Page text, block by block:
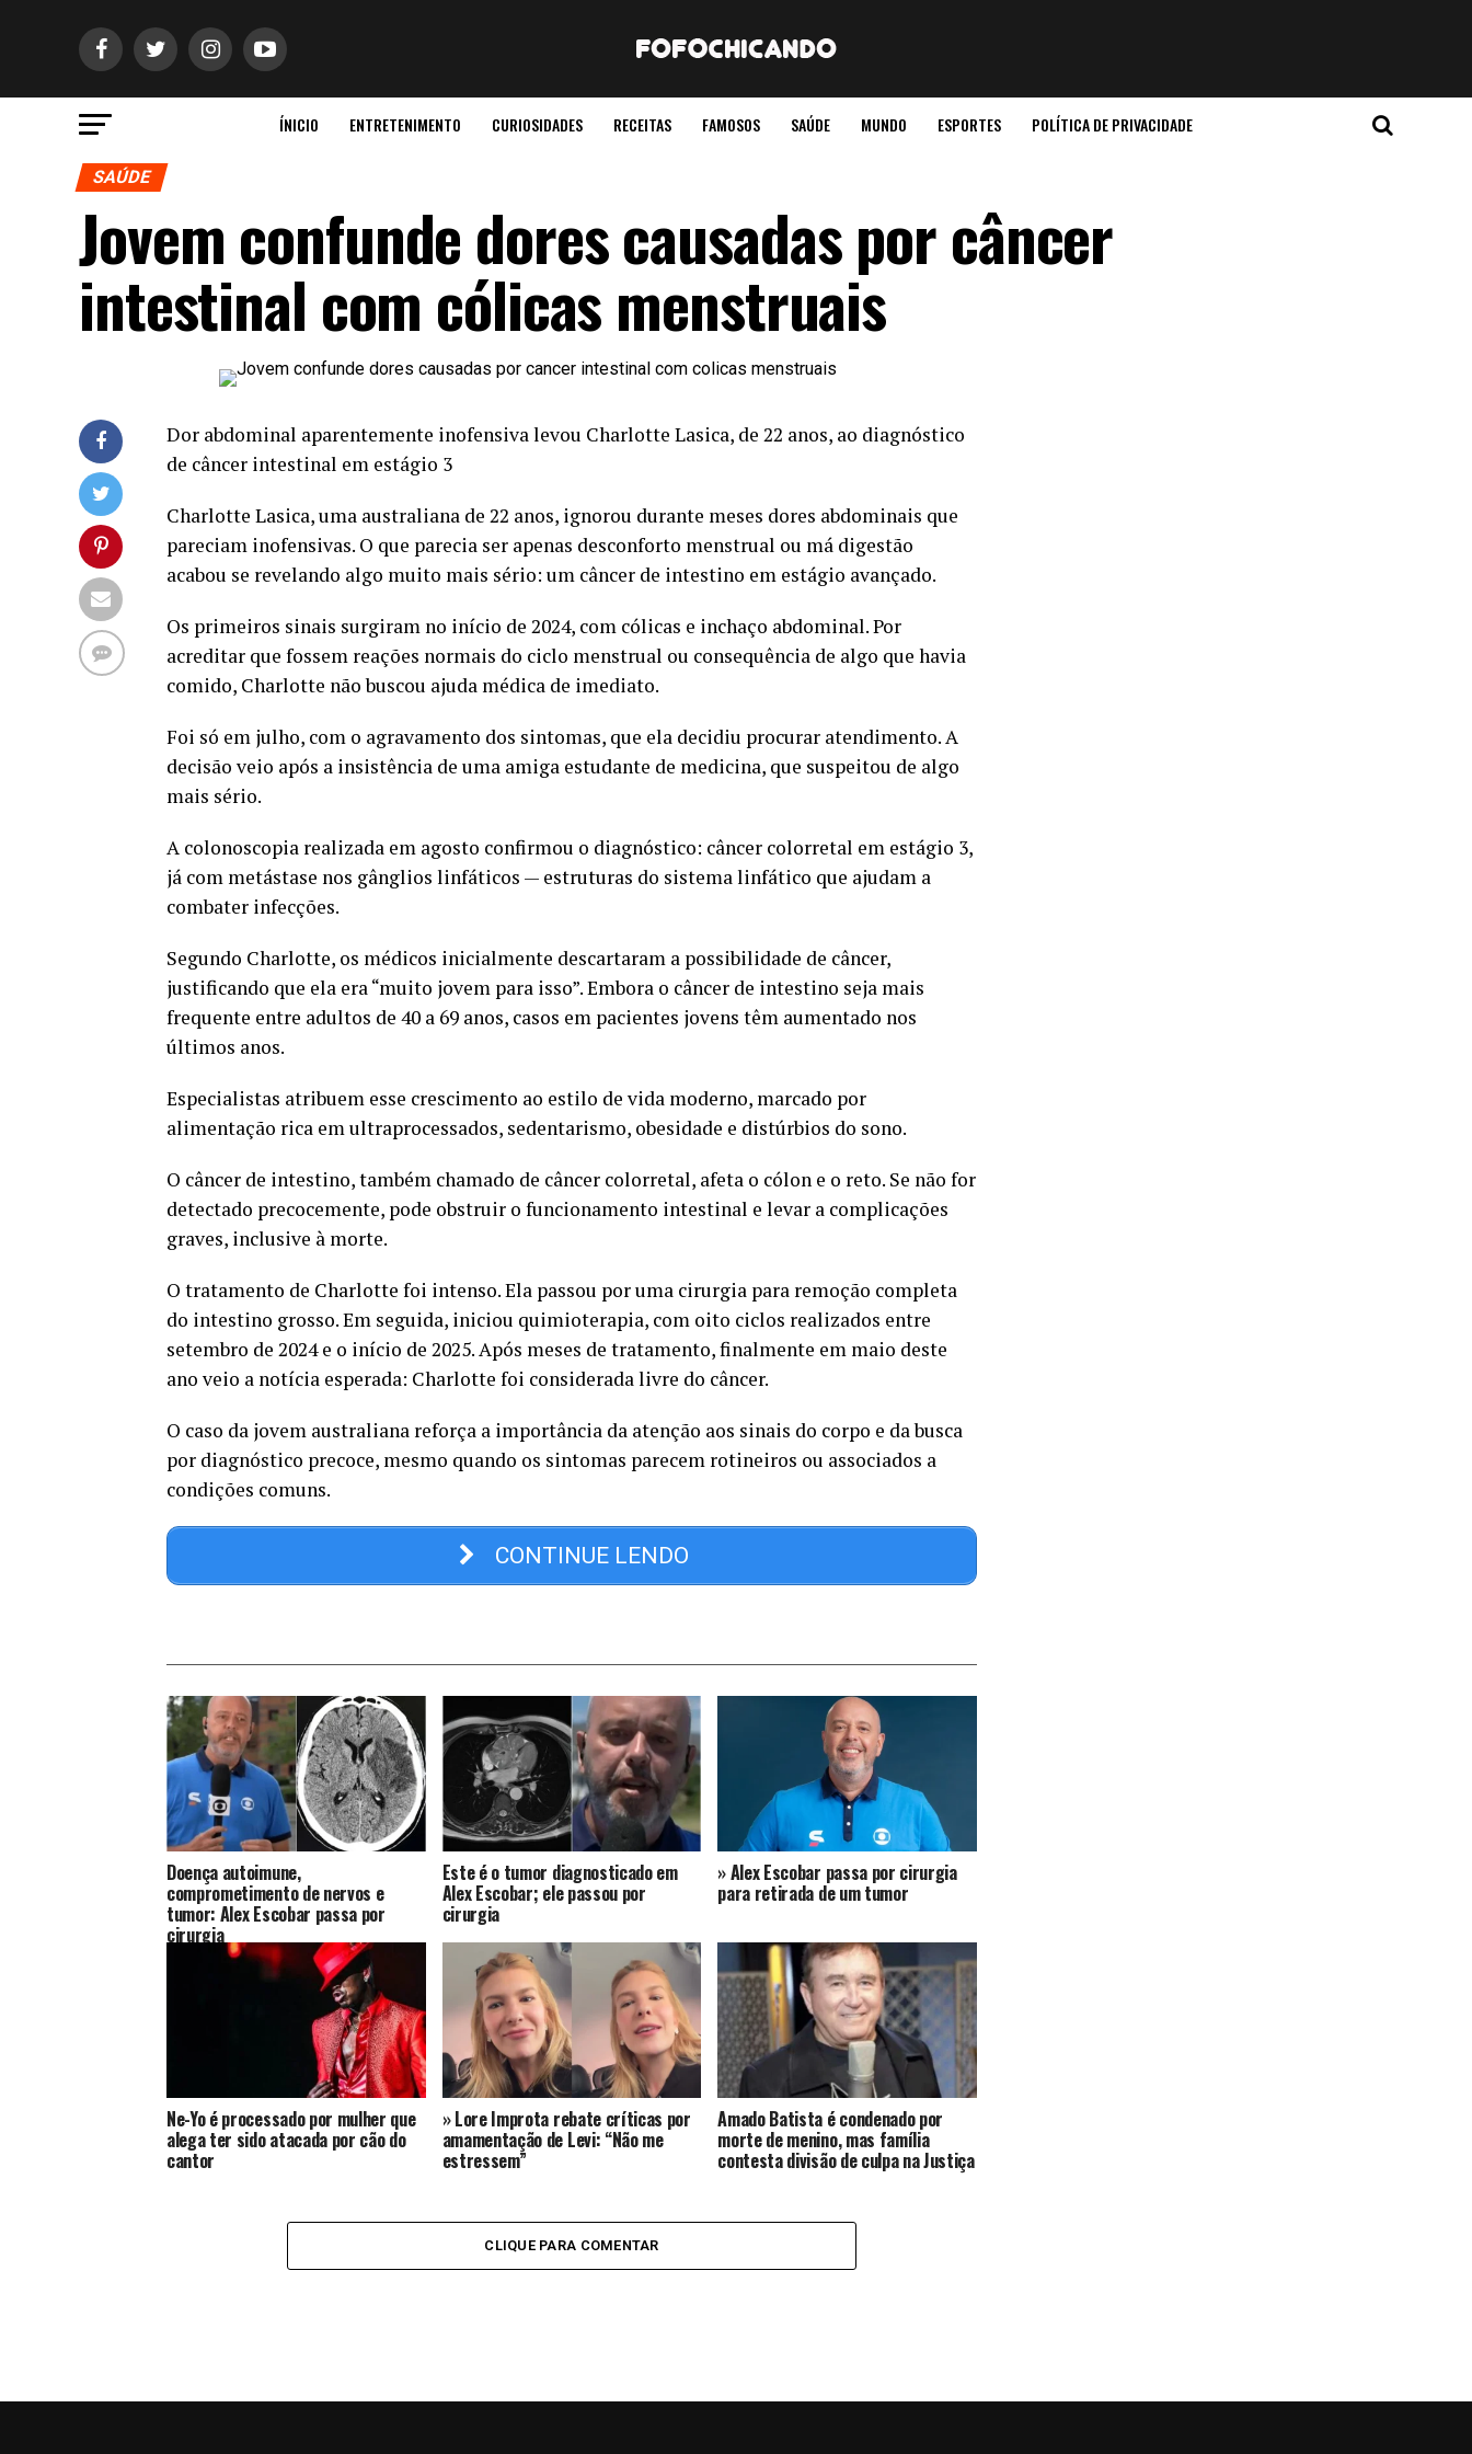
ÍNICIO ENTRETENIMENTO CURIOSIDADES RECEITAS FAMOSOS SAÚDE MUNDO ESPORTES POLÍTICA DE PRIVACIDADE
SAÚDE
Jovem confunde dores causadas por câncer
intestinal com cólicas menstruais
Dor abdominal aparentemente inofensiva levou Charlotte Lasica, de 22 anos, ao diagnóstico
de câncer intestinal em estágio 3
Charlotte Lasica, uma australiana de 22 anos, ignorou durante meses dores abdominais que
pareciam inofensivas. O que parecia ser apenas desconforto menstrual ou má digestão
acabou se revelando algo muito mais sério: um câncer de intestino em estágio avançado.
Os primeiros sinais surgiram no início de 2024, com cólicas e inchaço abdominal. Por
acreditar que fossem reações normais do ciclo menstrual ou consequência de algo que havia
comido, Charlotte não buscou ajuda médica de imediato.
Foi só em julho, com o agravamento dos sintomas, que ela decidiu procurar atendimento. A
decisão veio após a insistência de uma amiga estudante de medicina, que suspeitou de algo
mais sério.
A colonoscopia realizada em agosto confirmou o diagnóstico: câncer colorretal em estágio 3,
já com metástase nos gânglios linfáticos — estruturas do sistema linfático que ajudam a
combater infecções.
Segundo Charlotte, os médicos inicialmente descartaram a possibilidade de câncer,
justificando que ela era “muito jovem para isso”. Embora o câncer de intestino seja mais
frequente entre adultos de 40 a 69 anos, casos em pacientes jovens têm aumentado nos
últimos anos.
Especialistas atribuem esse crescimento ao estilo de vida moderno, marcado por
alimentação rica em ultraprocessados, sedentarismo, obesidade e distúrbios do sono.
O câncer de intestino, também chamado de câncer colorretal, afeta o cólon e o reto. Se não for
detectado precocemente, pode obstruir o funcionamento intestinal e levar a complicações
graves, inclusive à morte.
O tratamento de Charlotte foi intenso. Ela passou por uma cirurgia para remoção completa
do intestino grosso. Em seguida, iniciou quimioterapia, com oito ciclos realizados entre
setembro de 2024 e o início de 2025. Após meses de tratamento, finalmente em maio deste
ano veio a notícia esperada: Charlotte foi considerada livre do câncer.
O caso da jovem australiana reforça a importância da atenção aos sinais do corpo e da busca
por diagnóstico precoce, mesmo quando os sintomas parecem rotineiros ou associados a
condições comuns.
CONTINUE LENDO
Doença autoimune,
comprometimento de nervos e
tumor: Alex Escobar passa por
cirurgia
Este é o tumor diagnosticado em
Alex Escobar; ele passou por
cirurgia
» Alex Escobar passa por cirurgia
para retirada de um tumor
Ne-Yo é processado por mulher que
alega ter sido atacada por cão do
cantor
» Lore Improta rebate críticas por
amamentação de Levi: “Não me
estressem”
Amado Batista é condenado por
morte de menino, mas família
contesta divisão de culpa na Justiça
CLIQUE PARA COMENTAR